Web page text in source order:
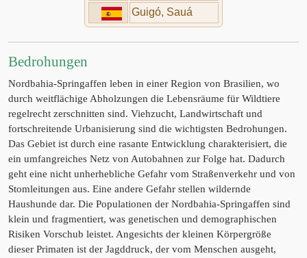
Guigó, Sauá
Bedrohungen
Nordbahia-Springaffen leben in einer Region von Brasilien, wo
durch weitflächige Abholzungen die Lebensräume für Wildtiere
regelrecht zerschnitten sind. Viehzucht, Landwirtschaft und
fortschreitende Urbanisierung sind die wichtigsten Bedrohungen.
Das Gebiet ist durch eine rasante Entwicklung charakterisiert, die
ein umfangreiches Netz von Autobahnen zur Folge hat. Dadurch
geht eine nicht unherhebliche Gefahr vom Straßenverkehr und von
Stomleitungen aus. Eine andere Gefahr stellen wildernde
Haushunde dar. Die Populationen der Nordbahia-Springaffen sind
klein und fragmentiert, was genetischen und demographischen
Risiken Vorschub leistet. Angesichts der kleinen Körpergröße
dieser Primaten ist der Jagddruck, der vom Menschen ausgeht,